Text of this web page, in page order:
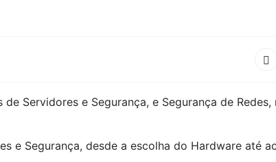
Servidores e Segurança, e Segurança de Redes,
e Segurança, desde a escolha do Hardware até